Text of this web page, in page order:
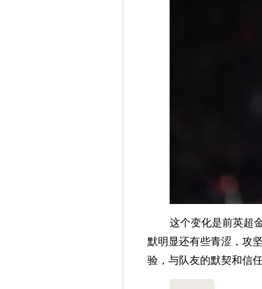
这个变化是前英超
默明显还有些青涩，攻
验，与队友的默契和信